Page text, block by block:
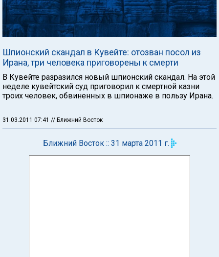
Шпионский скандал в Кувейте: отозван посол из
Ирана, три человека приговорены к смерти
В Кувейте разразился новый шпионский скандал. На этой
неделе кувейтский суд приговорил к смертной казни
троих человек, обвиненных в шпионаже в пользу Ирана.
31.03.2011 07:41 // Ближний Восток
Ближний Восток :: 31 марта 2011 г.